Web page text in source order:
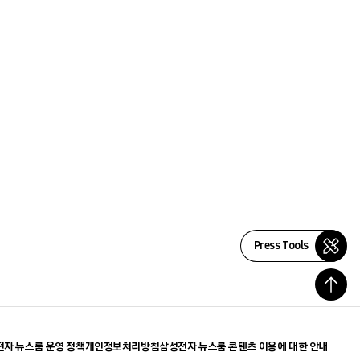
Press Tools
자 뉴스룸 운영 정책개인정보처리방침삼성전자 뉴스룸 콘텐츠 이용에 대한 안내